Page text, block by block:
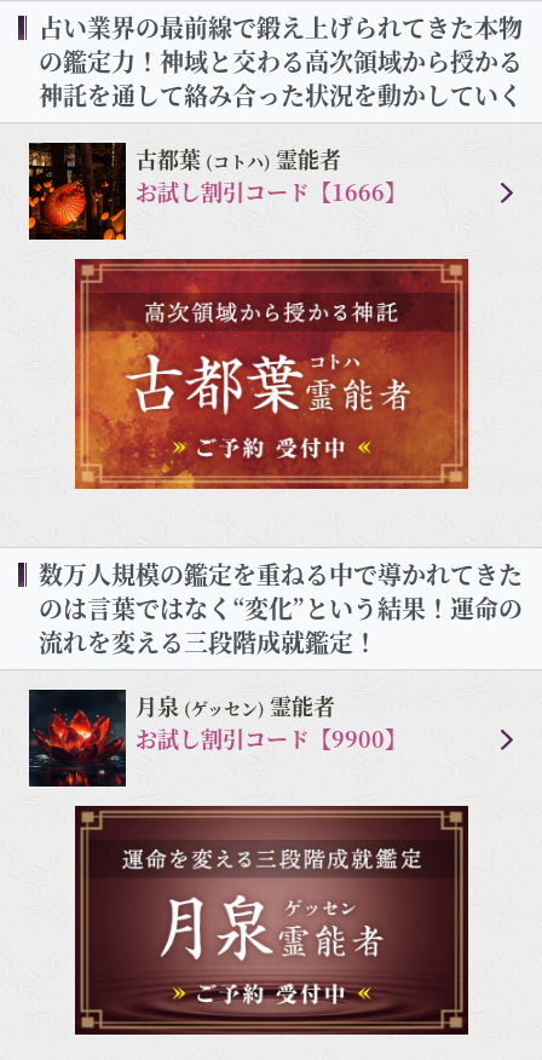
占い業界の最前線で鍛え上げられてきた本物
の鑑定力！神域と交わる高次領域から授かる
神託を通して絡み合った状況を動かしていく
古都葉 (コトハ) 霊能者
お試し割引コード【1666】
数万人規模の鑑定を重ねる中で導かれてきた
のは言葉ではなく“変化”という結果！運命の
流れを変える三段階成就鑑定！
月泉 (ゲッセン) 霊能者
お試し割引コード【9900】